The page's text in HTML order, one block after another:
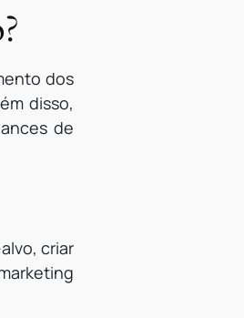
dos
disso,
de
criar